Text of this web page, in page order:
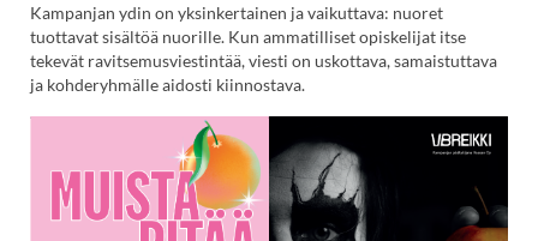
Kampanjan ydin on yksinkertainen ja vaikuttava: nuoret
tuottavat sisältöä nuorille. Kun ammatilliset opiskelijat itse
tekevät ravitsemusviestintää, viesti on uskottava, samaistuttava
ja kohderyhmälle aidosti kiinnostava.